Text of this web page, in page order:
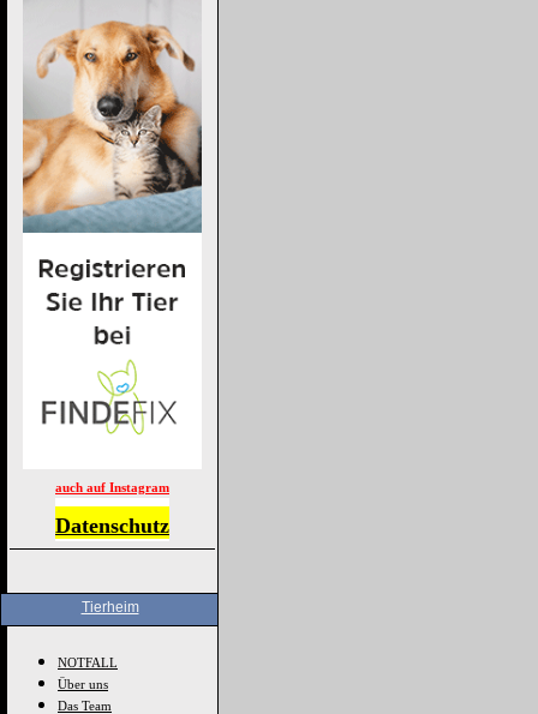
auch auf Instagram
Datenschutz
Tierheim
NOTFALL
Über uns
Das Team